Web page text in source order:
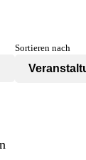
Sortieren nach